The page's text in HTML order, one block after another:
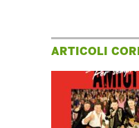
ARTICOLI